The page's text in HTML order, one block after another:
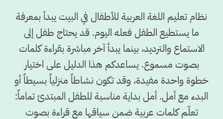
نظام تعليم اللغة العربية للأطفال في البيت يبدأ بمعرفة
ما يستطيع الطفل فعله اليوم. قد يحتاج طفل إلى
الاستماع والترديد، بينما يبدأ آخر مباشرة بقراءة كلمات
بصوت مسموع. يساعدكم هذا الدليل على اختيار
خطوة واحدة مفيدة، وقد تكون نشاطاً منزلياً بسيطاً أو
البدء مع أمل. أمل بداية مناسبة للطفل المبتدئ تماماً:
تعلّم كلمات عربية ضمن سياقها مع قراءة بصوت